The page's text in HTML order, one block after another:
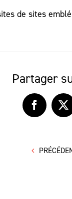
de sites
Partager
Facebook
X